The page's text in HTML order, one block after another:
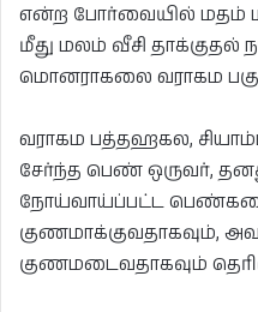
என்ற போர்வையில் மதம்
மீது மலம் வீசி தாக்குதல்
மொனராகலை வராகம
வராகம பத்தஹகல,
சேர்ந்த பெண் ஒருவர்,
நோய்வாய்ப்பட்ட பெண்களை
குணமாக்குவதாகவும்,
குணமடைவதாகவும்